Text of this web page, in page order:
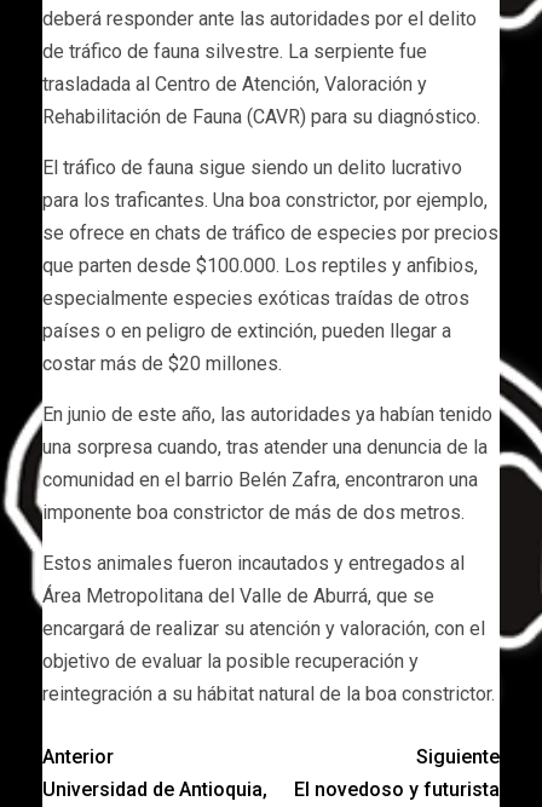
deberá responder ante las autoridades por el delito
de tráfico de fauna silvestre. La serpiente fue
trasladada al Centro de Atención, Valoración y
Rehabilitación de Fauna (CAVR) para su diagnóstico.
El tráfico de fauna sigue siendo un delito lucrativo
para los traficantes. Una boa constrictor, por ejemplo,
se ofrece en chats de tráfico de especies por precios
que parten desde $100.000. Los reptiles y anfibios,
especialmente especies exóticas traídas de otros
países o en peligro de extinción, pueden llegar a
costar más de $20 millones.
En junio de este año, las autoridades ya habían tenido
una sorpresa cuando, tras atender una denuncia de la
comunidad en el barrio Belén Zafra, encontraron una
imponente boa constrictor de más de dos metros.
Estos animales fueron incautados y entregados al
Área Metropolitana del Valle de Aburrá, que se
encargará de realizar su atención y valoración, con el
objetivo de evaluar la posible recuperación y
reintegración a su hábitat natural de la boa constrictor.
Anterior
Universidad de Antioquia,
Siguiente
El novedoso y futurista